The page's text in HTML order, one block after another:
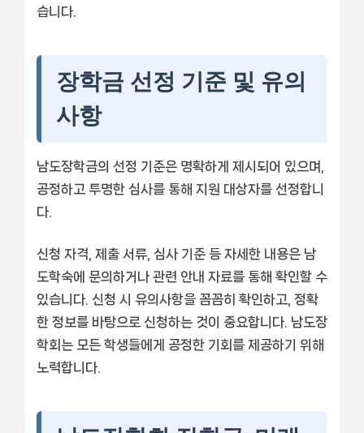
습니다.
장학금 선정 기준 및 유의
사항
남도장학금의 선정 기준은 명확하게 제시되어 있으며,
공정하고 투명한 심사를 통해 지원 대상자를 선정합니
다.
신청 자격, 제출 서류, 심사 기준 등 자세한 내용은 남
도학숙에 문의하거나 관련 안내 자료를 통해 확인할 수
있습니다. 신청 시 유의사항을 꼼꼼히 확인하고, 정확
한 정보를 바탕으로 신청하는 것이 중요합니다. 남도장
학회는 모든 학생들에게 공정한 기회를 제공하기 위해
노력합니다.